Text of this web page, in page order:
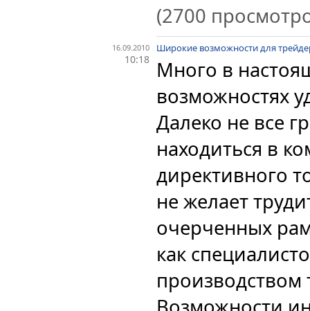
(2700
16.09.2010
10:18
Широкие возможности для
Много в
возможностях
Далеко не все
находиться в
директивного
не желает
очерченных
как
производством